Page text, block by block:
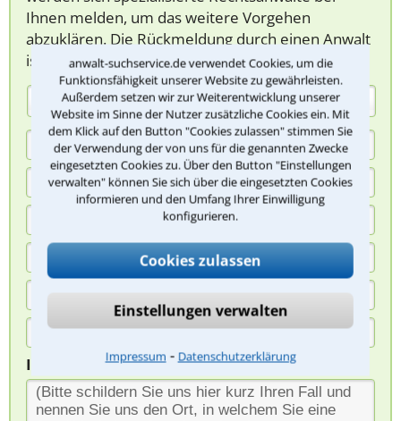
anwalt-suchservice.de verwendet Cookies, um die
Funktionsfähigkeit unserer Website zu gewährleisten.
Außerdem setzen wir zur Weiterentwicklung unserer
Website im Sinne der Nutzer zusätzliche Cookies ein. Mit
dem Klick auf den Button "Cookies zulassen" stimmen Sie
der Verwendung der von uns für die genannten Zwecke
eingesetzten Cookies zu. Über den Button "Einstellungen
verwalten" können Sie sich über die eingesetzten Cookies
informieren und den Umfang Ihrer Einwilligung
konfigurieren.
Cookies zulassen
Einstellungen verwalten
Impressum ⁃ Datenschutzerklärung
Ihnen melden, um das weitere Vorgehen
abzuklären. Die Rückmeldung durch einen Anwalt
ist für Sie kostenlos.
(Anrede)
Ihre Nachricht*